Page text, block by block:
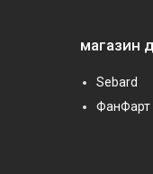
магазин
Sebard
ФанФарт